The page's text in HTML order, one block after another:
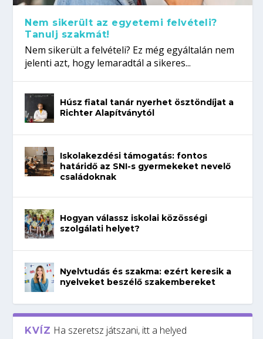
Nem sikerült az egyetemi felvételi?
Tanulj szakmát!
Nem sikerült a felvételi? Ez még egyáltalán nem
jelenti azt, hogy lemaradtál a sikeres...
Húsz fiatal tanár nyerhet ösztöndíjat a
Richter Alapítványtól
Iskolakezdési támogatás: fontos
határidő az SNI-s gyermekeket nevelő
családoknak
Hogyan válassz iskolai közösségi
szolgálati helyet?
Nyelvtudás és szakma: ezért keresik a
nyelveket beszélő szakembereket
KVÍZ Ha szeretsz játszani, itt a helyed